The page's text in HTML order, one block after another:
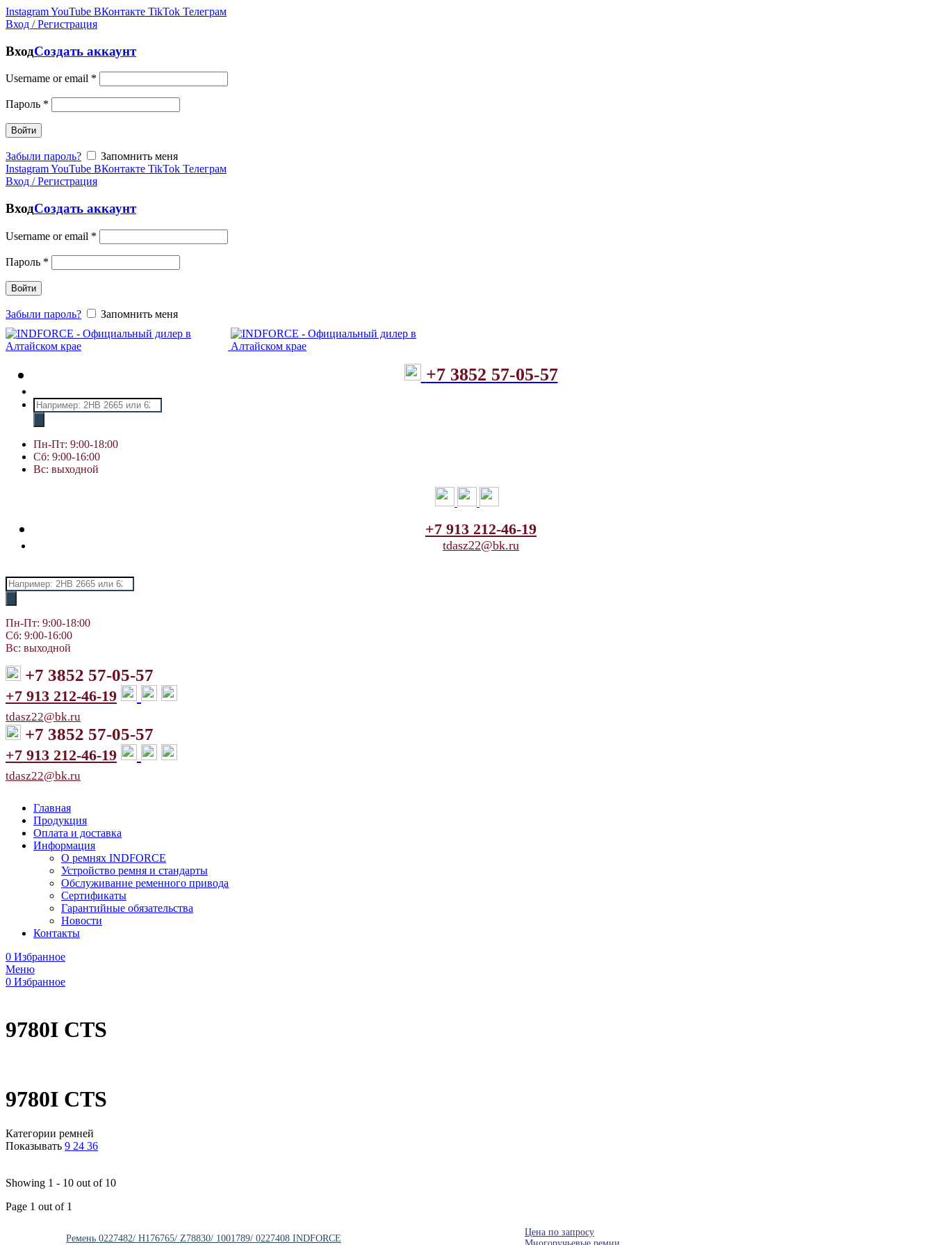
InstagramYouTube ВКонтакте TikTok Телеграм
Вход / Регистрация
ВходСоздать аккаунт
Username or email *
Пароль *
Войти
Забыли пароль?
Запомнить меня
InstagramYouTube ВКонтакте TikTok Телеграм
Вход / Регистрация
ВходСоздать аккаунт
Username or email *
Пароль *
Войти
Забыли пароль? Запомнить меня
+7 3852 57-05-57
Поиск
товаров
Пн-Пт: 9:00-18:00
Сб: 9:00-16:00
Вс: выходной
+7 913 212-46-19
tdasz22@bk.ru
Поиск
товаров
Пн-Пт: 9:00-18:00
Сб: 9:00-16:00
Вс: выходной
+7 3852 57-05-57
+7 913 212-46-19
tdasz22@bk.ru
+7 3852 57-05-57
+7 913 212-46-19
tdasz22@bk.ru
Главная
Продукция
Оплата и доставка
Информация
О ремнях INDFORCE
Устройство ремня и стандарты
Обслуживание ременного привода
Сертификаты
Гарантийные обязательства
Новости
Контакты
0 Избранное
Меню
0 Избранное
9780I CTS
9780I CTS
Категории ремней
Показывать 9 24 36
Showing 1 - 10 out of 10
Page 1 out of 1
Ремень 0227482/ H176765/ Z78830/ 1001789/ 0227408 INDFORCE
Цена по запросу